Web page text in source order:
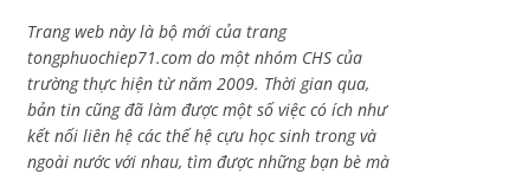
Trang web này là bộ mới của trang
tongphuochiep71.com do một nhóm CHS của
trường thực hiện từ năm 2009. Thời gian qua,
bản tin cũng đã làm được một số việc có ích như
kết nối liên hệ các thế hệ cựu học sinh trong và
ngoài nước với nhau, tìm được những bạn bè mà